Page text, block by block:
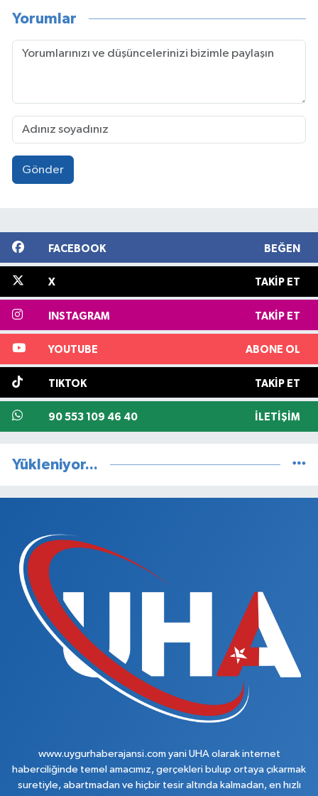
Yorumlar
Gönder
FACEBOOK BEĞEN
X TAKIP ET
INSTAGRAM TAKIP ET
YOUTUBE ABONE OL
TIKTOK TAKIP ET
90 553 109 46 40 İLETIŞIM
Yükleniyor...
www.uygurhaberajansi.com yani UHA olarak internet
haberciliğinde temel amacımız, gerçekleri bulup ortaya çıkarmak
suretiyle, abartmadan ve hiçbir tesir altında kalmadan, en hızlı